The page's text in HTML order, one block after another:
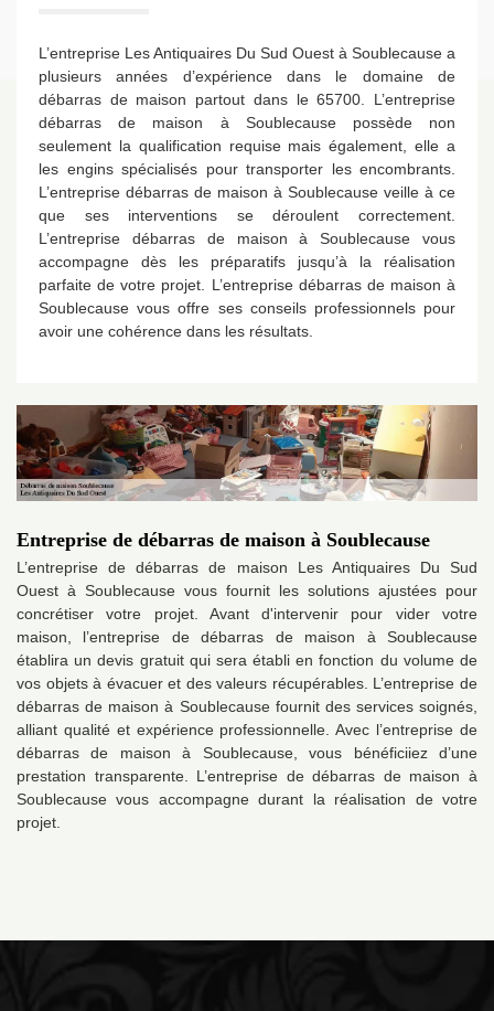
L’entreprise Les Antiquaires Du Sud Ouest à Soublecause a
plusieurs années d’expérience dans le domaine de
débarras de maison partout dans le 65700. L’entreprise
débarras de maison à Soublecause possède non
seulement la qualification requise mais également, elle a
les engins spécialisés pour transporter les encombrants.
L’entreprise débarras de maison à Soublecause veille à ce
que ses interventions se déroulent correctement.
L’entreprise débarras de maison à Soublecause vous
accompagne dès les préparatifs jusqu’à la réalisation
parfaite de votre projet. L’entreprise débarras de maison à
Soublecause vous offre ses conseils professionnels pour
avoir une cohérence dans les résultats.
Entreprise de débarras de maison à Soublecause
L’entreprise de débarras de maison Les Antiquaires Du Sud
Ouest à Soublecause vous fournit les solutions ajustées pour
concrétiser votre projet. Avant d'intervenir pour vider votre
maison, l’entreprise de débarras de maison à Soublecause
établira un devis gratuit qui sera établi en fonction du volume de
vos objets à évacuer et des valeurs récupérables. L’entreprise de
débarras de maison à Soublecause fournit des services soignés,
alliant qualité et expérience professionnelle. Avec l’entreprise de
débarras de maison à Soublecause, vous bénéficiiez d’une
prestation transparente. L’entreprise de débarras de maison à
Soublecause vous accompagne durant la réalisation de votre
projet.